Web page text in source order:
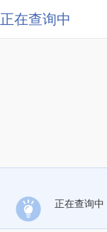
正在查询中
正在查询中